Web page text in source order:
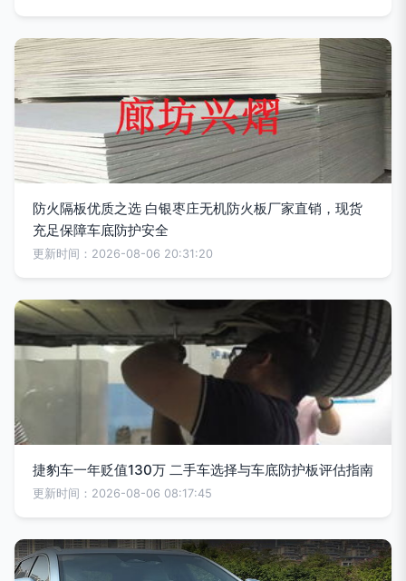
防火隔板优质之选 白银枣庄无机防火板厂家直销，现货
充足保障车底防护安全
更新时间：2026-08-06 20:31:20
捷豹车一年贬值130万 二手车选择与车底防护板评估指南
更新时间：2026-08-06 08:17:45